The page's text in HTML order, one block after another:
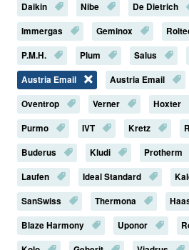
Daikin
Nibe De Dietrich
Immergas
Geminox
P.M.H.
Plum Salus
Austria Email
Austria Email
Oventrop
Verner Hoxter
Purmo
IVT Kretz
Buderus
Kludi Protherm
Laufen
Ideal Standard
SanSwiss
Thermona
Blaze Harmony
Uponor